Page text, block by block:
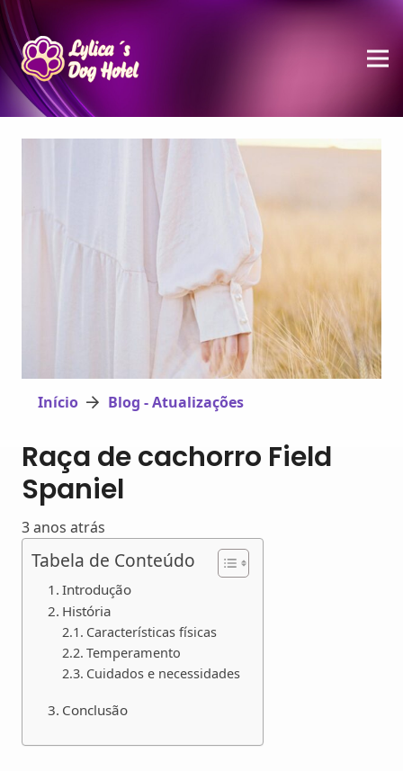
Início Blog - Atualizações
Raça de cachorro Field
Spaniel
3 anos atrás
Tabela de Conteúdo
Introdução
História
Características físicas
Temperamento
Cuidados e necessidades
Conclusão